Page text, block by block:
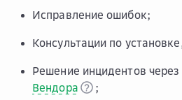
Исправление ошибок;
Консультации по
Решение инцидентов
Вендора
;